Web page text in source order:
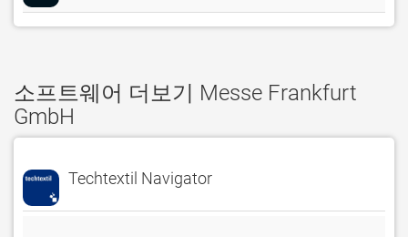
소프트웨어 더보기 Messe Frankfurt
GmbH
Techtextil Navigator